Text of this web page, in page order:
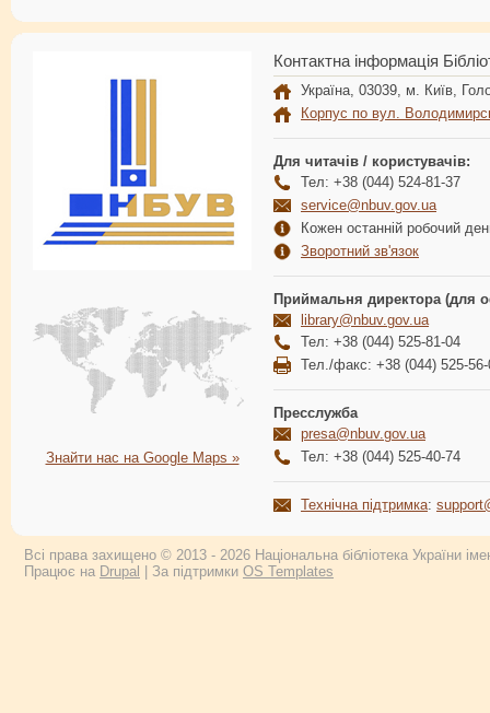
Знайти нас на Google Maps »
Контактна інформація
Україна, 03039, м. Київ,
Корпус по вул.
Для читачів / користувачів:
Тел: +38 (044) 524-81-37
service@nbuv.gov.ua
Кожен останній робочий
Зворотний зв'язок
Приймальня директора (для
library@nbuv.gov.ua
Тел: +38 (044) 525-81-04
Тел./факс: +38 (044) 525-56-
Пресслужба
presa@nbuv.gov.ua
Тел: +38 (044) 525-40-74
Технічна підтримка:
Всі права захищено © 2013 - 2026 Національна бібліотека України
Працює на Drupal | За підтримки OS Templates